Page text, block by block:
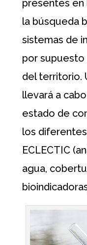
presentes en
la búsqueda
sistemas de
por supuesto
del territorio.
llevará a
estado de
los
ECLECTIC
agua,